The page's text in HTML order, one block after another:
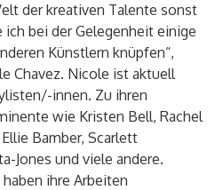
der kreativen Talente sonst
bei der Gelegenheit einige
Künstlern knüpfen“,
Chavez. Nicole ist aktuell
innen. Zu ihren
wie Kristen Bell, Rachel
Bamber, Scarlett
Jones und viele andere.
ihre Arbeiten